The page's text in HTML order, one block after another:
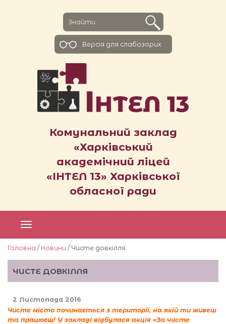
Комунальний заклад
«Харківський
академічний ліцей
«ІНТЕЛ 13» Харківської
обласної ради
Версiя для слабозорих
Головна / Новини / Чисте довкілля
ЧИСТЕ ДОВКІЛЛЯ
2 Листопада 2016
Чисте місто починається з території, на якій ти живеш
та працюєш! У закладі відбулася акція «За чисте